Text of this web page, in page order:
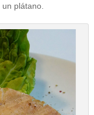
plátano.